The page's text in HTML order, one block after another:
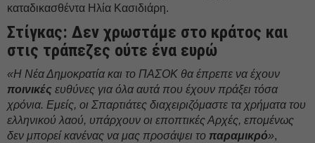
καταδικασθέντα Ηλία Κασιδιάρη.
Στίγκας: Δεν χρωστάμε στο κράτος και
στις τράπεζες ούτε ένα ευρώ
«Η Νέα Δημοκρατία και το ΠΑΣΟΚ θα έπρεπε να έχουν
ποινικές ευθύνες για όλα αυτά που έχουν πράξει τόσα
χρόνια. Εμείς, οι Σπαρτιάτες διαχειριζόμαστε τα χρήματα του
ελληνικού λαού, υπάρχουν οι εποπτικές Αρχές, επομένως
δεν μπορεί κανένας να μας προσάψει το παραμικρό»,